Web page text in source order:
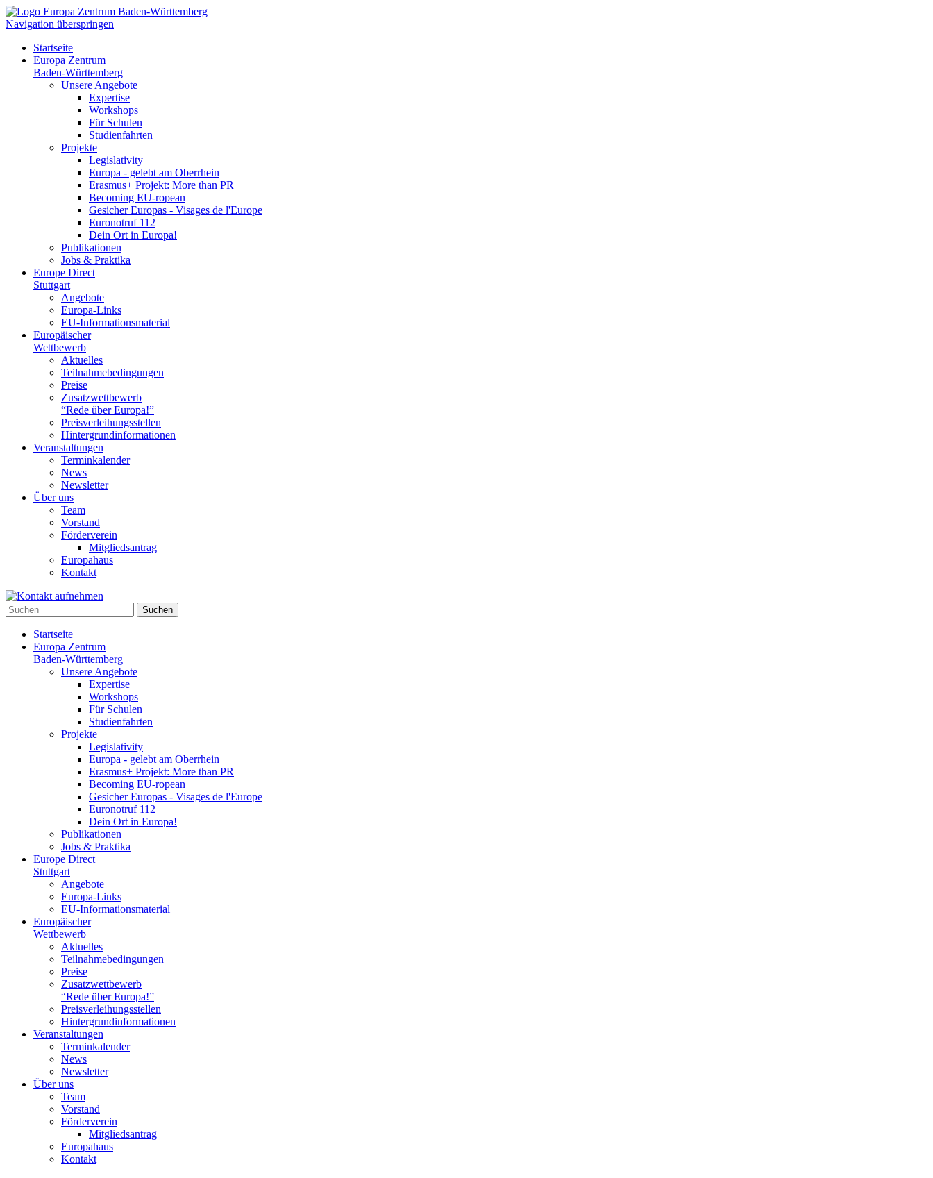
Navigation überspringen
Startseite
Europa Zentrum
Baden-Württemberg
Unsere Angebote
Expertise
Workshops
Für Schulen
Studienfahrten
Projekte
Legislativity
Europa - gelebt am Oberrhein
Erasmus+ Projekt: More than PR
Becoming EU-ropean
Gesicher Europas - Visages de l'Europe
Euronotruf 112
Dein Ort in Europa!
Publikationen
Jobs & Praktika
Europe Direct
Stuttgart
Angebote
Europa-Links
EU-Informationsmaterial
Europäischer
Wettbewerb
Aktuelles
Teilnahme­bedingungen
Preise
Zusatzwettbewerb
“Rede über Europa!”
Preisverleihungsstellen
Hintergrundinformationen
Veranstaltungen
Terminkalender
News
Newsletter
Über uns
Team
Vorstand
Förderverein
Mitgliedsantrag
Europahaus
Kontakt
Suchen
Startseite
Europa Zentrum
Baden-Württemberg
Unsere Angebote
Expertise
Workshops
Für Schulen
Studienfahrten
Projekte
Legislativity
Europa - gelebt am Oberrhein
Erasmus+ Projekt: More than PR
Becoming EU-ropean
Gesicher Europas - Visages de l'Europe
Euronotruf 112
Dein Ort in Europa!
Publikationen
Jobs & Praktika
Europe Direct
Stuttgart
Angebote
Europa-Links
EU-Informationsmaterial
Europäischer
Wettbewerb
Aktuelles
Teilnahme­bedingungen
Preise
Zusatzwettbewerb
“Rede über Europa!”
Preisverleihungsstellen
Hintergrundinformationen
Veranstaltungen
Terminkalender
News
Newsletter
Über uns
Team
Vorstand
Förderverein
Mitgliedsantrag
Europahaus
Kontakt